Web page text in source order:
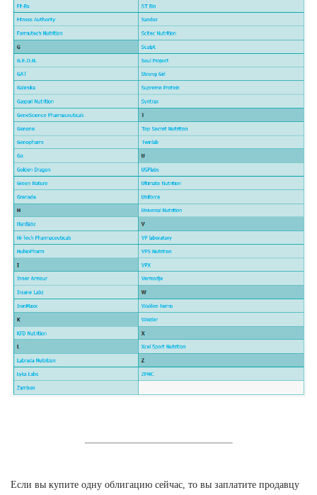
Если вы купите одну облигацию сейчас, то вы заплатите продавцу